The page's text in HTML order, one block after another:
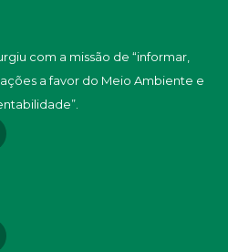
com a missão de “informar,
a favor do Meio Ambiente e